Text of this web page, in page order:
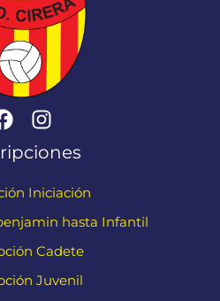
Iniciación
hasta Infantil
Cadete
Juvenil